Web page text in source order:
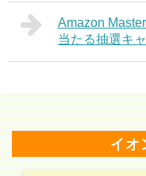
Amazon
当たる抽選キ
イオ